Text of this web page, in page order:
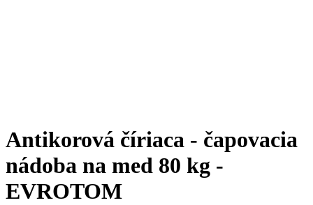
Antikorová číriaca - čapovacia
nádoba na med 80 kg -
EVROTOM